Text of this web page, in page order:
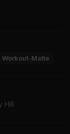
Workout-Matte
Hill